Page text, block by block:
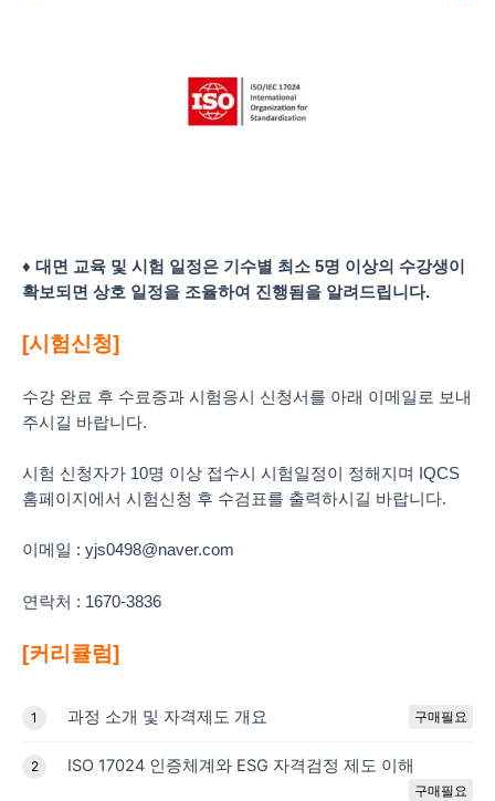
♦ 대면 교육 및 시험 일정은 기수별 최소 5명 이상의 수강생이
확보되면 상호 일정을 조율하여 진행됨을 알려드립니다.
[시험신청]
수강 완료 후 수료증과 시험응시 신청서를 아래 이메일로 보내
주시길 바랍니다.
시험 신청자가 10명 이상 접수시 시험일정이 정해지며 IQCS
홈페이지에서 시험신청 후 수검표를 출력하시길 바랍니다.
이메일 : yjs0498@naver.com
연락처 : 1670-3836
[커리큘럼]
1 과정 소개 및 자격제도 개요 구매필요
2 ISO 17024 인증체계와 ESG 자격검정 제도 이해
구매필요